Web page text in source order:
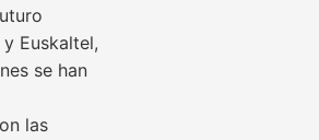
Euskaltel,
se han
las